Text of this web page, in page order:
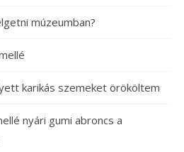
múzeumban?
karikás szemeket örököltem
nyári gumi abroncs a